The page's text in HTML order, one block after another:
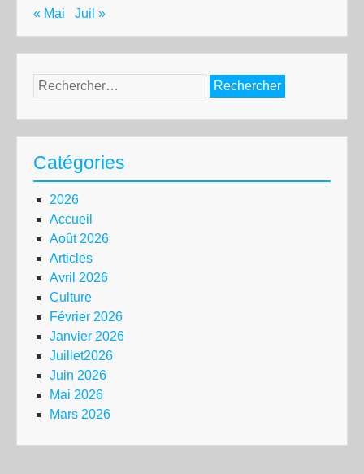
« Mai Juil »
Rechercher :
Catégories
2026
Accueil
Août 2026
Articles
Avril 2026
Culture
Février 2026
Janvier 2026
Juillet2026
Juin 2026
Mai 2026
Mars 2026